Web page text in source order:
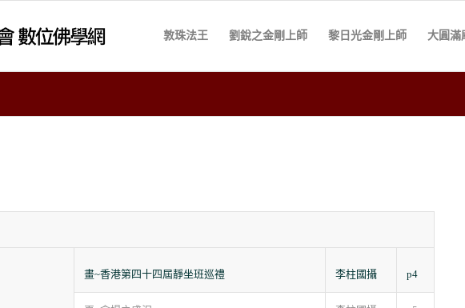
敦珠法王 劉銳之金剛上師 黎日光金剛上師 大圓滿
畫~香港第四十四屆靜坐班巡禮 李柱國攝 p4